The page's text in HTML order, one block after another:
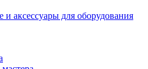
аксессуары для оборудования